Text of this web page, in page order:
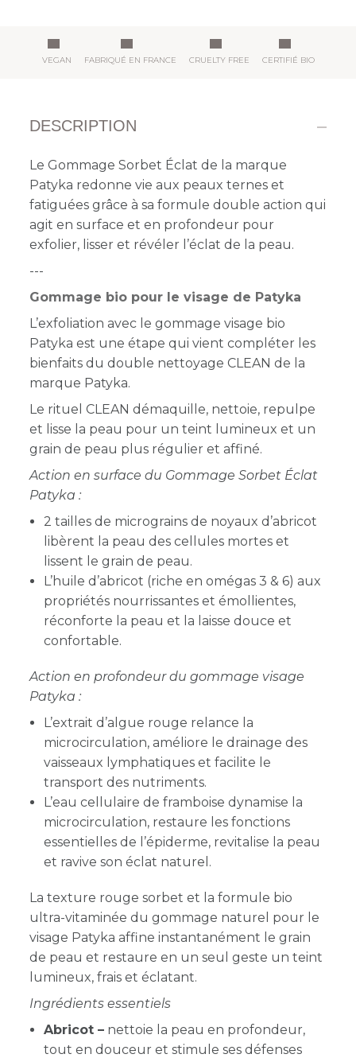
VEGAN FABRIQUÉ EN FRANCE CRUELTY FREE CERTIFIÉ BIO
DESCRIPTION
Le Gommage Sorbet Éclat de la marque
Patyka redonne vie aux peaux ternes et
fatiguées grâce à sa formule double action qui
agit en surface et en profondeur pour
exfolier, lisser et révéler l’éclat de la peau.
---
Gommage bio pour le visage de Patyka
L’exfoliation avec le gommage visage bio
Patyka est une étape qui vient compléter les
bienfaits du double nettoyage CLEAN de la
marque Patyka.
Le rituel CLEAN démaquille, nettoie, repulpe
et lisse la peau pour un teint lumineux et un
grain de peau plus régulier et affiné.
Action en surface du Gommage Sorbet Éclat
Patyka :
2 tailles de micrograins de noyaux d’abricot
libèrent la peau des cellules mortes et
lissent le grain de peau.
L’huile d’abricot (riche en omégas 3 & 6) aux
propriétés nourrissantes et émollientes,
réconforte la peau et la laisse douce et
confortable.
Action en profondeur du gommage visage
Patyka :
L’extrait d’algue rouge relance la
microcirculation, améliore le drainage des
vaisseaux lymphatiques et facilite le
transport des nutriments.
L’eau cellulaire de framboise dynamise la
microcirculation, restaure les fonctions
essentielles de l’épiderme, revitalise la peau
et ravive son éclat naturel.
La texture rouge sorbet et la formule bio
ultra-vitaminée du gommage naturel pour le
visage Patyka affine instantanément le grain
de peau et restaure en un seul geste un teint
lumineux, frais et éclatant.
Ingrédients essentiels
Abricot – nettoie la peau en profondeur,
tout en douceur et stimule ses défenses